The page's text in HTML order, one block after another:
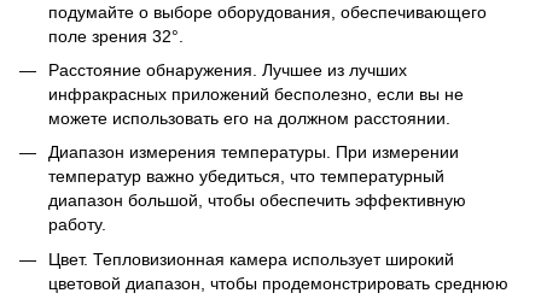
подумайте о выборе оборудования, обеспечивающего
поле зрения 32°.
Расстояние обнаружения. Лучшее из лучших
инфракрасных приложений бесполезно, если вы не
можете использовать его на должном расстоянии.
Диапазон измерения температуры. При измерении
температур важно убедиться, что температурный
диапазон большой, чтобы обеспечить эффективную
работу.
Цвет. Тепловизионная камера использует широкий
цветовой диапазон, чтобы продемонстрировать среднюю